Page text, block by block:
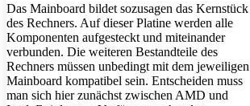
Das Mainboard bildet sozusagen das Kernstück
des Rechners. Auf dieser Platine werden alle
Komponenten aufgesteckt und miteinander
verbunden. Die weiteren Bestandteile des
Rechners müssen unbedingt mit dem jeweiligen
Mainboard kompatibel sein. Entscheiden muss
man sich hier zunächst zwischen AMD und